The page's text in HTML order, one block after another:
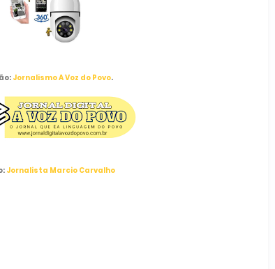
Jornalismo A Voz do Povo.
Jornalista Marcio Carvalho